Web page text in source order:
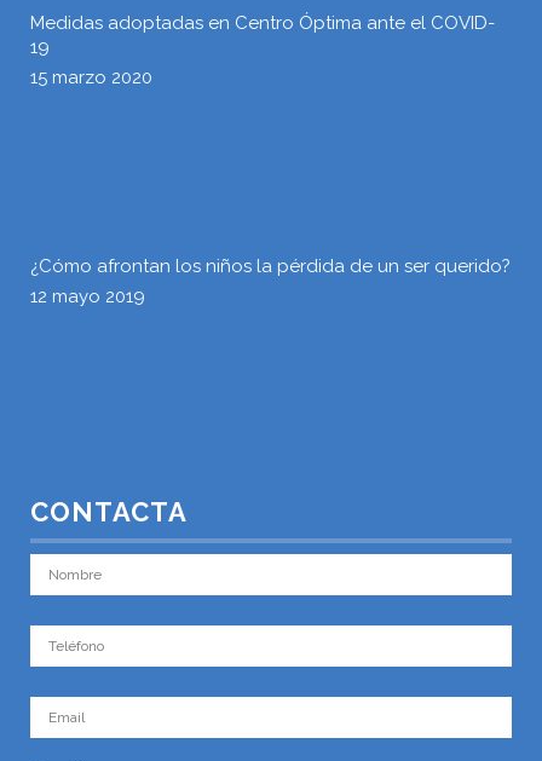
Medidas adoptadas en Centro Óptima ante el COVID-
19
15 marzo 2020
¿Cómo afrontan los niños la pérdida de un ser querido?
12 mayo 2019
CONTACTA